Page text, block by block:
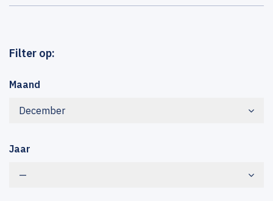
Filter op:
Maand
December
Jaar
—